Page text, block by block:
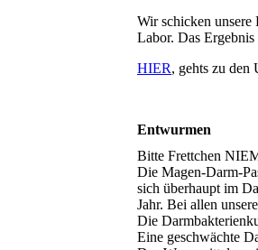
Wir schicken unsere
Labor. Das
HIER, gehts zu den
Entwurmen
Bitte Frettchen
Die Magen-Darm-
sich überhaupt im
Jahr. Bei allen
Die
Eine geschwächte